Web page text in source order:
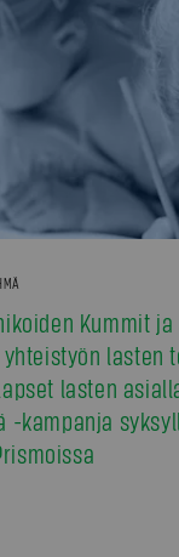
Kummit ja
lasten
lasten
-kampanja